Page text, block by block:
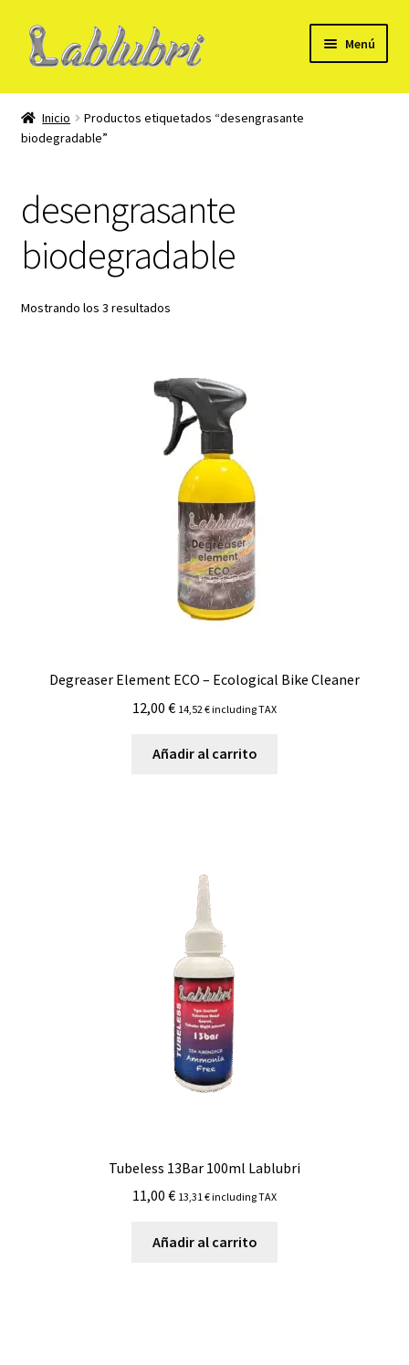
IrIr
al
Menú
Mi Cuenta
Formulario para alta de cliente B2B
Carrito
Inicio
Productos etiquetados “desengrasante
biodegradable”
desengrasante
biodegradable
Mostrando los 3 resultados
Degreaser Element ECO – Ecological Bike Cleaner
12,00 € 14,52 €including TAX
Añadir al carrito
Tubeless 13Bar 100ml Lablubri
11,00 € 13,31€including TAX
Añadir al carrito